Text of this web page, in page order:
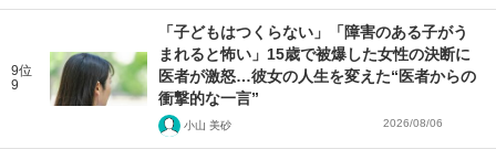
9位
9
「子どもはつくらない」「障害のある子がう
まれると怖い」15歳で被爆した女性の決断に
医者が激怒…彼女の人生を変えた“医者からの
衝撃的な一言”
小山 美砂 2026/08/06